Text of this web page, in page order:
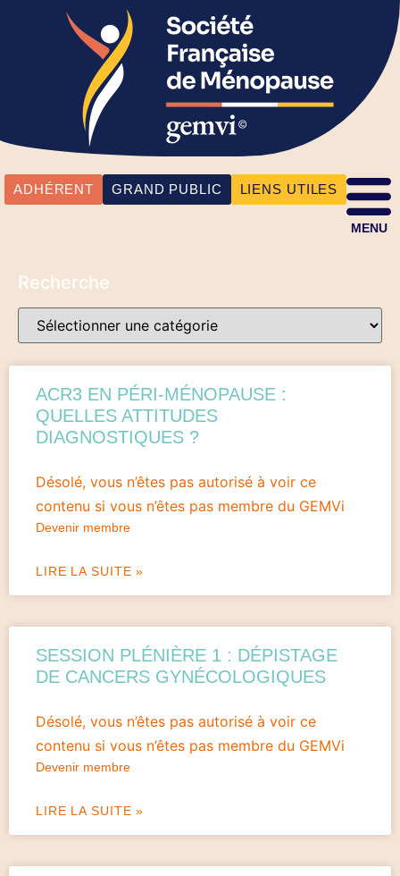
ADHÉRENT GRAND PUBLIC LIENS UTILES
MENU
Recherche
ACR3 EN PÉRI-MÉNOPAUSE :
QUELLES ATTITUDES
DIAGNOSTIQUES ?
Désolé, vous n’êtes pas autorisé à voir ce
contenu si vous n’êtes pas membre du GEMVi
Devenir membre
LIRE LA SUITE »
SESSION PLÉNIÈRE 1 : DÉPISTAGE
DE CANCERS GYNÉCOLOGIQUES
Désolé, vous n’êtes pas autorisé à voir ce
contenu si vous n’êtes pas membre du GEMVi
Devenir membre
LIRE LA SUITE »